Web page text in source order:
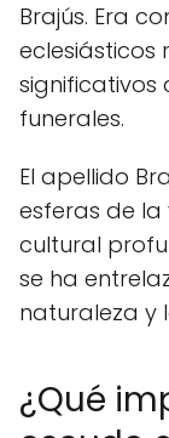
Brajús. Era
eclesiásticos
significativos
funerales.
El apellido
esferas de la
cultural
se ha
naturaleza y
¿Qué